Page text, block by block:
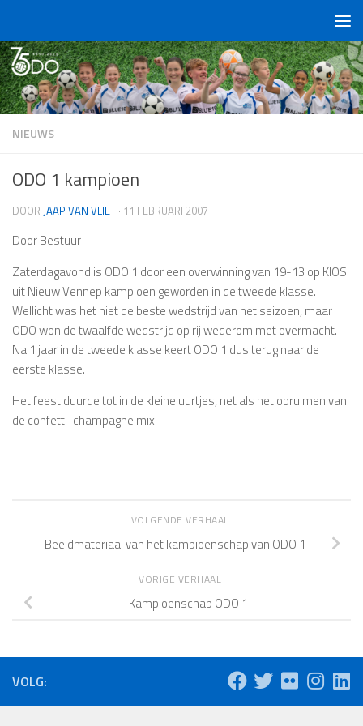
NIEUWS
ODO 1 kampioen
DOOR JAAP VAN VLIET · 11 FEBRUARI 2007
Door Bestuur
Zaterdagavond is ODO 1 door een overwinning van 19-13 op KIOS
uit Nieuw Vennep kampioen geworden in de tweede klasse.
Wellicht was het niet de beste wedstrijd van het seizoen, maar
ODO won de twaalfde wedstrijd op rij wederom met overmacht.
Na 1 jaar in de tweede klasse keert ODO 1 dus terug naar de
eerste klasse.
Het feest duurde tot in de kleine uurtjes, net als het opruimen van
de confetti-champagne mix.
VOLGENDE VERHAAL
Beeldmateriaal van het kampioenschap van ODO 1
VORIGE VERHAAL
Kampioenschap ODO 1
VOLG: